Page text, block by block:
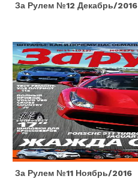
За Рулем №12 Декабрь/2016
За Рулем №11 Ноябрь/2016